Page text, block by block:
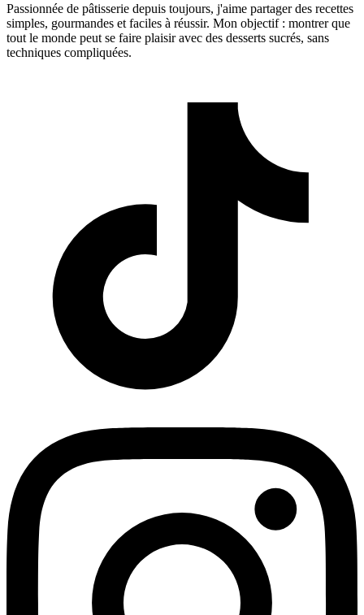
Passionnée de pâtisserie depuis toujours, j'aime partager des recettes
simples, gourmandes et faciles à réussir. Mon objectif : montrer que
tout le monde peut se faire plaisir avec des desserts sucrés, sans
techniques compliquées.